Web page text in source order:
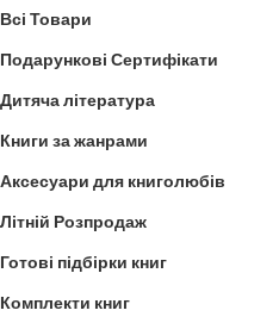
Всі Товари
Подарункові Сертифікати
Дитяча література
Книги за жанрами
Аксесуари для книголюбів
Літній Розпродаж
Готові підбірки книг
Комплекти книг